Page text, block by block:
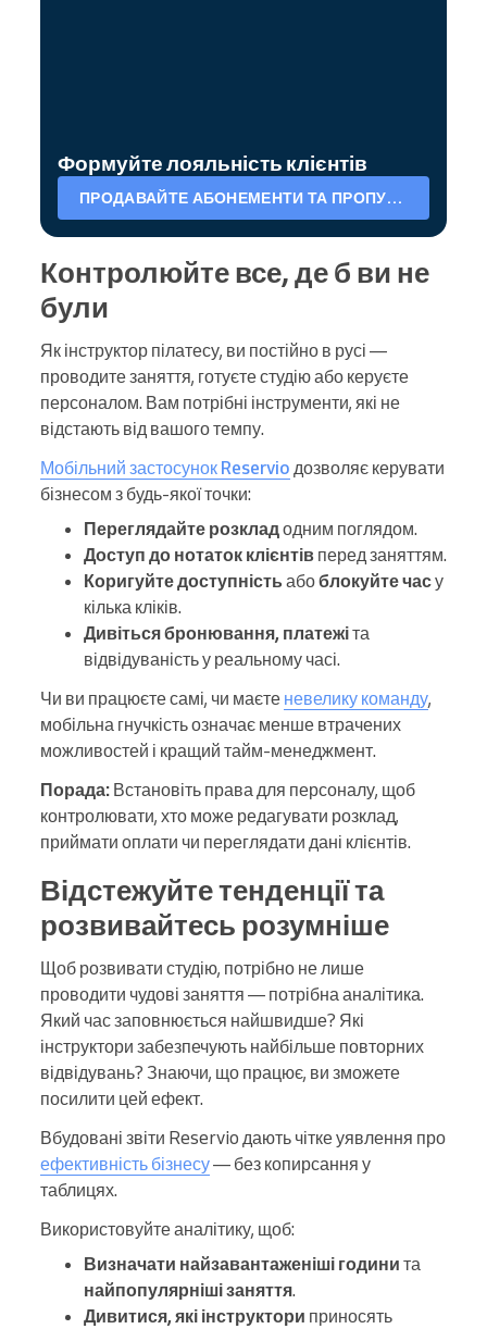
Формуйте лояльність клієнтів
ПРОДАВАЙТЕ АБОНЕМЕНТИ ТА ПРОПУСКИ
Контролюйте все, де б ви не
були
Як інструктор пілатесу, ви постійно в русі —
проводите заняття, готуєте студію або керуєте
персоналом. Вам потрібні інструменти, які не
відстають від вашого темпу.
Мобільний застосунок Reservio дозволяє керувати
бізнесом з будь-якої точки:
Переглядайте розкладодним поглядом.
Доступ до нотаток клієнтів перед заняттям.
Коригуйте доступність абоблокуйте часу
кілька кліків.
Дивіться бронювання, платежіта
відвідуваність у реальному часі.
Чи ви працюєте самі, чи маєте невелику команду,
мобільна гнучкість означає менше втрачених
можливостей і кращий тайм-менеджмент.
Порада: Встановіть права для персоналу, щоб
контролювати, хто може редагувати розклад,
приймати оплати чи переглядати дані клієнтів.
Відстежуйте тенденції та
розвивайтесь розумніше
Щоб розвивати студію, потрібно не лише
проводити чудові заняття — потрібна аналітика.
Який час заповнюється найшвидше? Які
інструктори забезпечують найбільше повторних
відвідувань? Знаючи, що працює, ви зможете
посилити цей ефект.
Вбудовані звіти Reservio дають чітке уявлення про
ефективність бізнесу— без копирсання у
таблицях.
Використовуйте аналітику, щоб:
Визначати найзавантаженіші години та
найпопулярніші заняття.
Дивитися, які інструктори приносять